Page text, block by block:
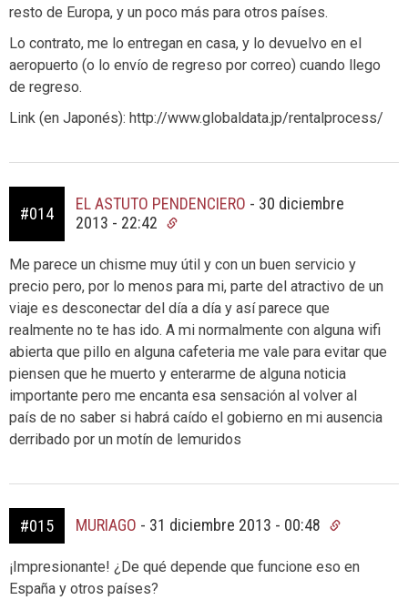
resto de Europa, y un poco más para otros países.
Lo contrato, me lo entregan en casa, y lo devuelvo en el
aeropuerto (o lo envío de regreso por correo) cuando llego
de regreso.
Link (en Japonés): http://www.globaldata.jp/rentalprocess/
#014
EL ASTUTO PENDENCIERO - 30 diciembre
2013 - 22:42
Me parece un chisme muy útil y con un buen servicio y
precio pero, por lo menos para mi, parte del atractivo de un
viaje es desconectar del día a día y así parece que
realmente no te has ido. A mi normalmente con alguna wifi
abierta que pillo en alguna cafeteria me vale para evitar que
piensen que he muerto y enterarme de alguna noticia
importante pero me encanta esa sensación al volver al
país de no saber si habrá caído el gobierno en mi ausencia
derribado por un motín de lemuridos
#015 MURIAGO - 31 diciembre 2013 - 00:48
¡Impresionante! ¿De qué depende que funcione eso en
España y otros países?